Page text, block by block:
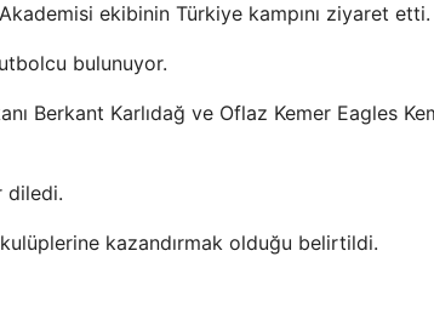
ekibinin Türkiye kampını ziyaret etti.
bulunuyor.
Berkant Karlıdağ ve Oflaz Kemer Eagles
diledi.
kazandırmak olduğu belirtildi.